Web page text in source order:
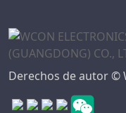
Derechos de autor ©